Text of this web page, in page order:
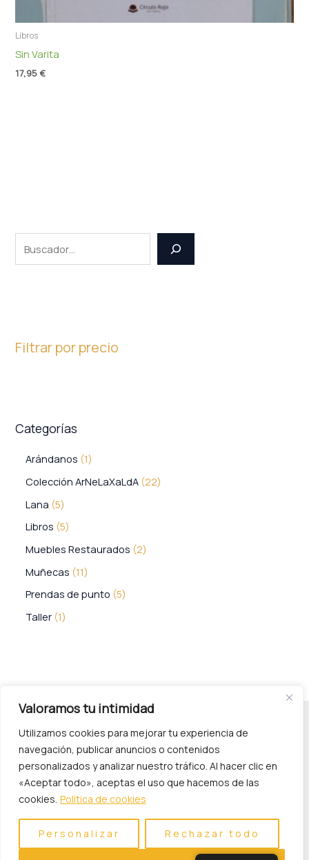
Valoramos tu intimidad
Utilizamos cookies para mejorar tu experiencia de
navegación, publicar anuncios o contenidos
personalizados y analizar nuestro tráfico. Al hacer clic en
«Aceptar todo», aceptas el uso que hacemos de las
cookies. Política de cookies
Personalizar Rechazar todo
Filtrar por precio
Categorías
Arándanos 1
Colección ArNeLaXaLdA 22
Lana 5
Libros 5
Muebles Restaurados 2
Muñecas 11
Prendas de punto 5
Taller 1
Libros
Sin Varita
17,95 €
Política de Privacidad